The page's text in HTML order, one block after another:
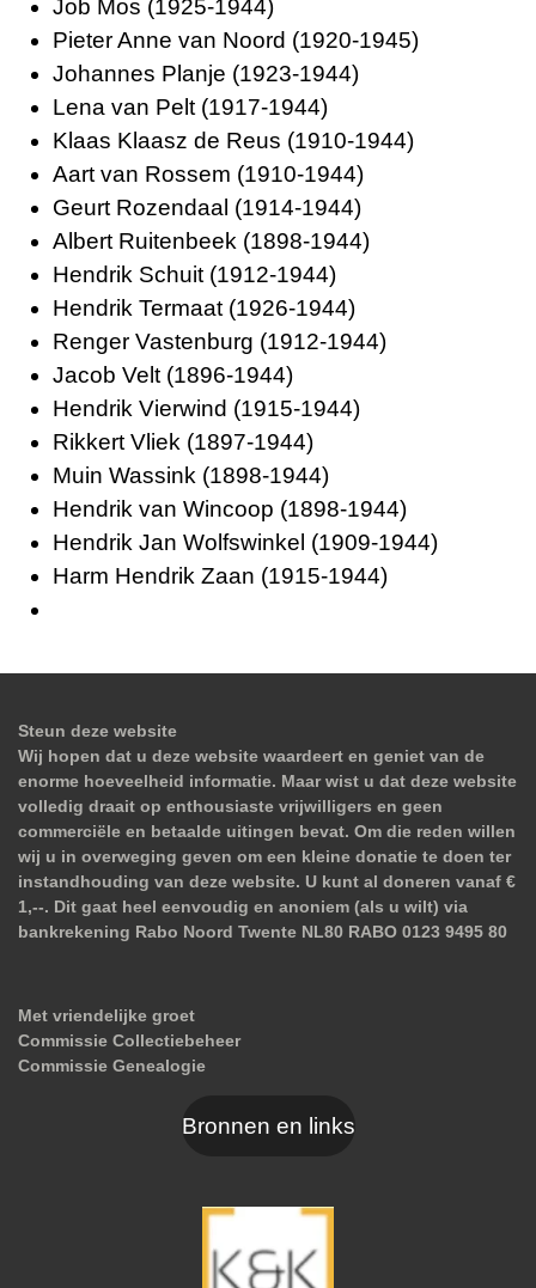
Job Mos (1925-1944)
Pieter Anne van Noord (1920-1945)
Johannes Planje (1923-1944)
Lena van Pelt (1917-1944)
Klaas Klaasz de Reus (1910-1944)
Aart van Rossem (1910-1944)
Geurt Rozendaal (1914-1944)
Albert Ruitenbeek (1898-1944)
Hendrik Schuit (1912-1944)
Hendrik Termaat (1926-1944)
Renger Vastenburg (1912-1944)
Jacob Velt (1896-1944)
Hendrik Vierwind (1915-1944)
Rikkert Vliek (1897-1944)
Muin Wassink (1898-1944)
Hendrik van Wincoop (1898-1944)
Hendrik Jan Wolfswinkel (1909-1944)
Harm Hendrik Zaan (1915-1944)
Steun deze website
Wij hopen dat u deze website waardeert en geniet van de
enorme hoeveelheid informatie. Maar wist u dat deze website
volledig draait op enthousiaste vrijwilligers en geen
commerciële en betaalde uitingen bevat. Om die reden willen
wij u in overweging geven om een kleine donatie te doen ter
instandhouding van deze website. U kunt al doneren vanaf €
1,--. Dit gaat heel eenvoudig en anoniem (als u wilt) via
bankrekening Rabo Noord Twente NL80 RABO 0123 9495 80
Met vriendelijke groet
Commissie Collectiebeheer
Commissie Genealogie
Bronnen en links